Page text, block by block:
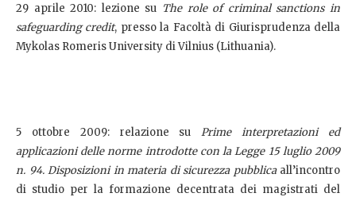
29 aprile 2010: lezione su The role of criminal sanctions in
safeguarding credit, presso la Facoltà di Giurisprudenza della
Mykolas Romeris University di Vilnius (Lithuania).
5 ottobre 2009: relazione suPrime interpretazioni ed
applicazioni delle norme introdotte con la Legge 15 luglio 2009
n. 94. Disposizioni in materia di sicurezza pubblicaall’incontro
di studio per la formazione decentrata dei magistrati del